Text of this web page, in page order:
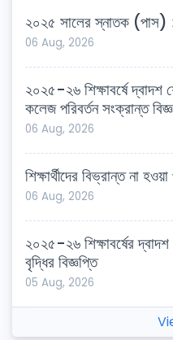
২০২৫ সালের স্নাতক (পাস)
06 Aug, 2026
২০২৫-২৬ শিক্ষাবর্ষে দ্বাদশ
কলেজ পরিবর্তন সংক্রান্ত
06 Aug, 2026
শিক্ষার্থীদের বিভ্রান্ত না
06 Aug, 2026
২০২৫-২৬ শিক্ষাবর্ষের
বৃদ্ধির বিজ্ঞপ্তি
05 Aug, 2026